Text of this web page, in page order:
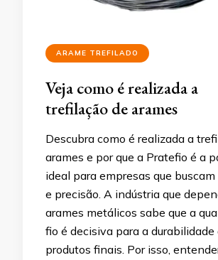
ARAME TREFILADO
Veja como é realizada a
trefilação de arames
Descubra como é realizada a
arames e por que a Pratefio é a
ideal para empresas que buscam
e precisão. A indústria que
arames metálicos sabe que a
fio é decisiva para a durabilidade
produtos finais. Por isso,